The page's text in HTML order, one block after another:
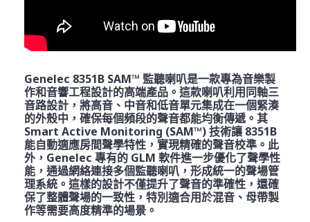
Genelec 8351B SAM™ 監聽喇叭是一款專為音樂製
作和音響工程設計的高端產品。這款喇叭利用同軸三
音路設計，將高音、中音和低音單元集成在一個緊湊
的外殼中，確保每個頻段的聲音都能均衡傳遞。其
Smart Active Monitoring (SAM™) 技術讓 8351B
能自動適應房間聲學特性，實現精確的聲音校準。此
外，Genelec 專有的 GLM 軟件進一步優化了聲學性
能，通過網絡連接多個監聽喇叭，形成統一的聲場管
理系統。這樣的設計不僅提升了聲音的準確性，還確
保了整體聲場的一致性，特別適合用於混音、母帶製
作等需要高度精準的場景。